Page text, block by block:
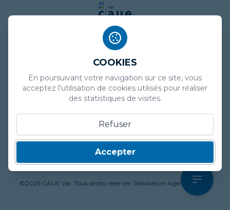
Politique de confidentialité
Marchés publics
Presse
Contact
©2026 CAUE Var. Tous droits réservés. Réalisation Agence Declik
COOKIES
En poursuivant votre navigation sur ce site, vous
acceptez l’utilisation de cookies utilisés pour réaliser
des statistiques de visites.
Refuser
Accepter